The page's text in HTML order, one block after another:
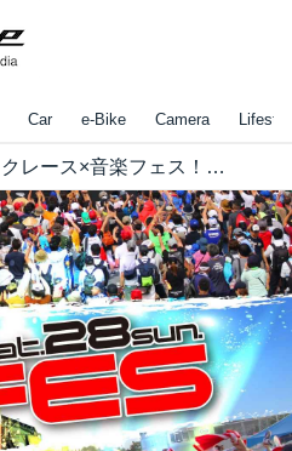
Car e-Bike Camera
バイクレース×音楽フェス！8耐同時開催「8フェス」 スケジュール＆コメントまとめ